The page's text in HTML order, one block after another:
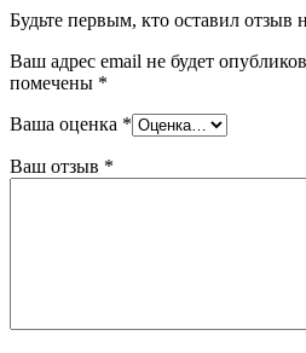
Будьте первым, кто оставил отзыв
Ваш адрес email не будет
помечены *
Ваша оценка *
Ваш отзыв *